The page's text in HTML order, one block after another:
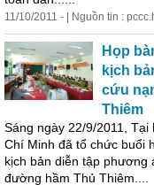
11/10/2011 - | Nguồn tin :
Họp
kịch
cứu
Thiêm
Sáng ngày 22/9/2011,
Chí Minh đã tổ chức buổi
kịch bản diễn tập phương
đường hầm Thủ Thiêm....